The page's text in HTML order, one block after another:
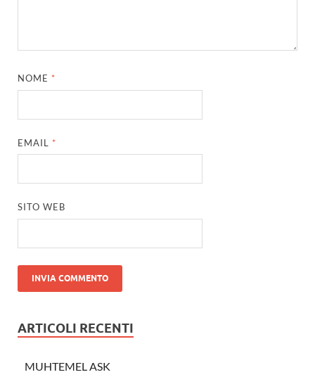
NOME *
EMAIL *
SITO WEB
ARTICOLI RECENTI
MUHTEMEL ASK